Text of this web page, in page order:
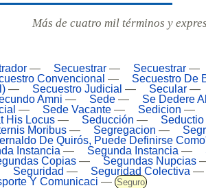
Más de cuatro mil términos y
— Secuestrar — Secuestrar —
Convencional —
Secuestro De
— Secuestro Judicial — Secular —
Amni — Sede —
Se Dedere
— Sede Vacante — Sedicion —
His Locus — Seducción — Seductio
Moribus — Segregacion —
De Quirós, Puede Definirse
Instancia — Segunda Instancia —
Copias — Segundas Nupcias
Seguridad — Seguridad Colectiva —
Y Comunicaci — Seguro